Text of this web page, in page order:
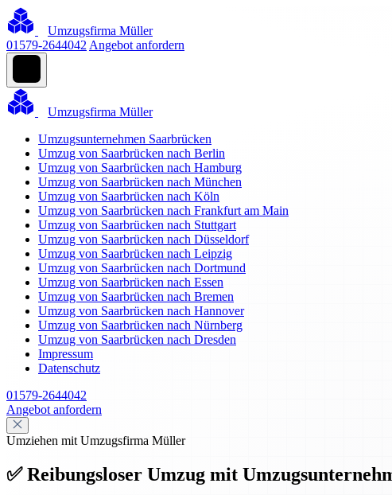
Umzugsfirma Müller
01579-2644042 Angebot anfordern
Umzugsfirma Müller
Umzugsunternehmen Saarbrücken
Umzug von Saarbrücken nach Berlin
Umzug von Saarbrücken nach Hamburg
Umzug von Saarbrücken nach München
Umzug von Saarbrücken nach Köln
Umzug von Saarbrücken nach Frankfurt am Main
Umzug von Saarbrücken nach Stuttgart
Umzug von Saarbrücken nach Düsseldorf
Umzug von Saarbrücken nach Leipzig
Umzug von Saarbrücken nach Dortmund
Umzug von Saarbrücken nach Essen
Umzug von Saarbrücken nach Bremen
Umzug von Saarbrücken nach Hannover
Umzug von Saarbrücken nach Nürnberg
Umzug von Saarbrücken nach Dresden
Impressum
Datenschutz
01579-2644042
Angebot anfordern
Umziehen mit Umzugsfirma Müller
✅ Reibungsloser Umzug mit